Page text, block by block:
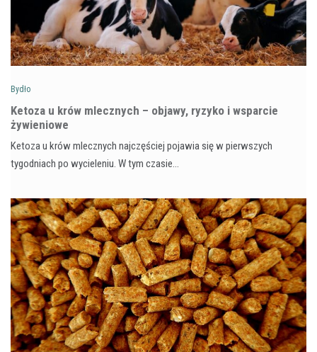
Bydło
Ketoza u krów mlecznych – objawy, ryzyko i wsparcie
żywieniowe
Ketoza u krów mlecznych najczęściej pojawia się w pierwszych
tygodniach po wycieleniu. W tym czasie…